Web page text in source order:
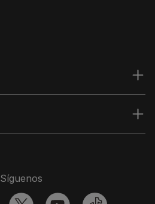
Síguenos